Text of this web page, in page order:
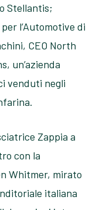
Stellantis;
l’Automotive di
CEO North
un’azienda
venduti negli
Zappia a
con la
Whitmer, mirato
italiana